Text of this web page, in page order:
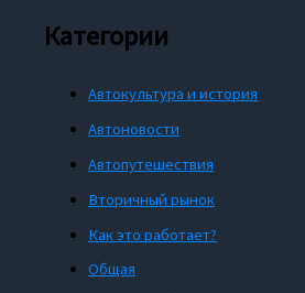
Категории
Автокультура и история
Автоновости
Автопутешествия
Вторичный рынок
Как это работает?
Общая